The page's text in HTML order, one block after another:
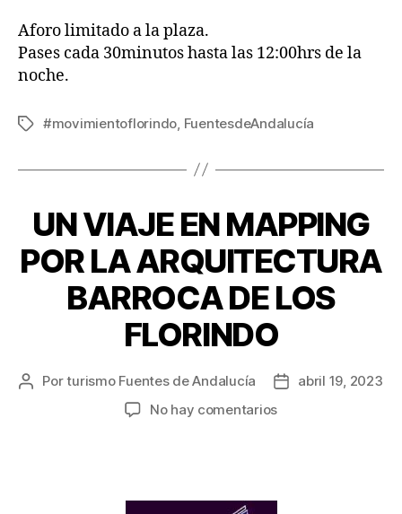
Aforo limitado a la plaza.
Pases cada 30minutos hasta las 12:00hrs de la
noche.
#movimientoflorindo FuentesdeAndalucía
UN VIAJE EN MAPPING
POR LA ARQUITECTURA
BARROCA DE LOS
FLORINDO
Porturismo Fuentes de Andalucía
abril 19, 2023
No hay comentarios